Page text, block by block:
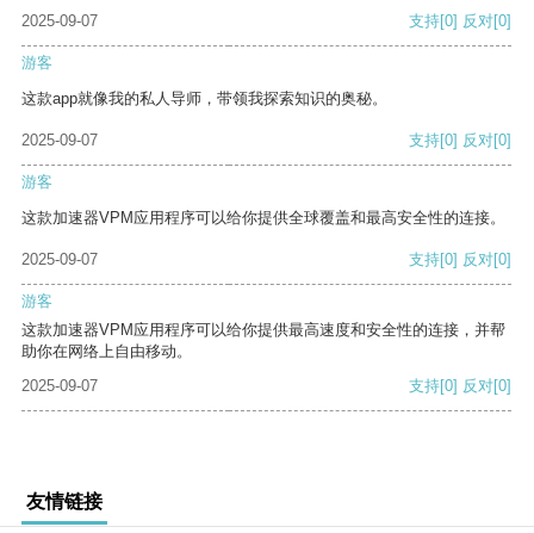
2025-09-07
支持[0] 反对[0]
游客
这款app就像我的私人导师，带领我探索知识的奥秘。
2025-09-07 支持[0] 反对[0]
游客
这款加速器VPM应用程序可以给你提供全球覆盖和最高安全性的连接。
2025-09-07 支持[0] 反对[0]
游客
这款加速器VPM应用程序可以给你提供最高速度和安全性的连接，并帮
助你在网络上自由移动。
2025-09-07
支持[0] 反对[0]
友情链接